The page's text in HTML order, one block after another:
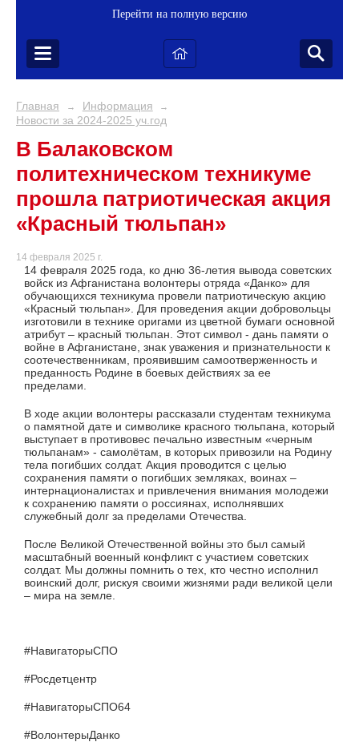
Перейти на полную версию
Главная → Информация →
Новости за 2024-2025 уч.год
В Балаковском
политехническом техникуме
прошла патриотическая акция
«Красный тюльпан»
14 февраля 2025 г.
14 февраля 2025 года, ко дню 36-летия вывода советских
войск из Афганистана волонтеры отряда «Данко» для
обучающихся техникума провели патриотическую акцию
«Красный тюльпан». Для проведения акции добровольцы
изготовили в технике оригами из цветной бумаги основной
атрибут – красный тюльпан. Этот символ - дань памяти о
войне в Афганистане, знак уважения и признательности к
соотечественникам, проявившим самоотверженность и
преданность Родине в боевых действиях за ее
пределами.
В ходе акции волонтеры рассказали студентам техникума
о памятной дате и символике красного тюльпана, который
выступает в противовес печально известным «черным
тюльпанам» - самолётам, в которых привозили на Родину
тела погибших солдат. Акция проводится с целью
сохранения памяти о погибших земляках, воинах –
интернационалистах и привлечения внимания молодежи
к сохранению памяти о россиянах, исполнявших
служебный долг за пределами Отечества.
После Великой Отечественной войны это был самый
масштабный военный конфликт с участием советских
солдат. Мы должны помнить о тех, кто честно исполнил
воинский долг, рискуя своими жизнями ради великой цели
– мира на земле.
#НавигаторыСПО
#Росдетцентр
#НавигаторыСПО64
#ВолонтерыДанко